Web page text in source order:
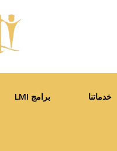
خدماتنا برامج LMI